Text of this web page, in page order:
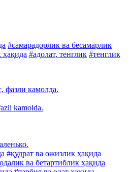
#самарадорлик ва бесамарлик
ҳақида #адолат, тенглик #тенглик
фазли камолда.
kamolda.
#қудрат ва ожизлик ҳақида
ва бетартиблик ҳақида